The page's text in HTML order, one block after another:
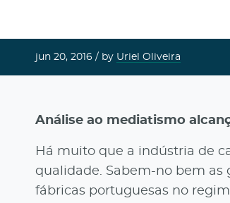
jun 20, 2016 / by Uriel Oliveira
Análise ao mediatismo
Há muito que a indústria de
qualidade. Sabem-no bem
fábricas portuguesas no